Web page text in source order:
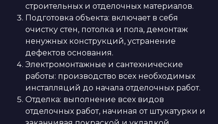
строительных и отделочных материалов.
Подготовка объекта: включает в себя
очистку стен, потолка и пола, демонтаж
ненужных конструкций, устранение
дефектов основания.
Электромонтажные и сантехнические
работы: производство всех необходимых
инсталляций до начала отделочных работ.
Отделка: выполнение всех видов
отделочных работ, начиная от штукатурки и